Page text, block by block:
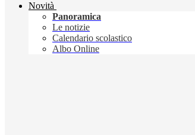
Novità
Panoramica
Le notizie
Calendario scolastico
Albo Online